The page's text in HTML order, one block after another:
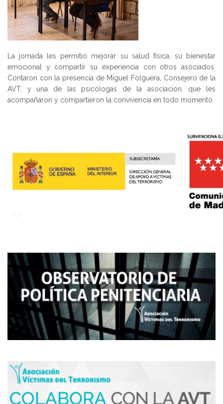
La jornada les permitió mejorar su salud física, su bienestar
emocional y compartir su experiencia con otros asociados.
Contaron con la presencia de Miguel Folguera, Consejero de la
AVT, y una de las psicólogas de la asociación, que les
acompañaron y compartieron la convivencia en todo momento.